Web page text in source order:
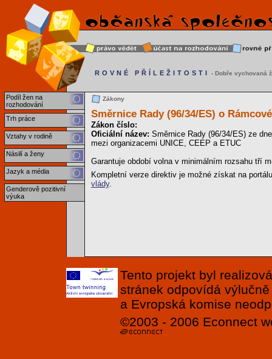
Podíl žen na
rozhodování
Trh práce
Vztahy v rodině
Násilí a ženy
Jazyk a média
Genderově pozitivní
výuka
ROVNÉ PŘÍLEŽITOSTI - Dobře vychovaná
Zákony
Směrnice Rady (96/34/ES) o
Zákon číslo:
Oficiální název: Směrnice Rady (96/34/ES) ze
mezi organizacemi UNICE, CEEP a ETUC
Garantuje období volna v minimálním rozsahu tří
Kompletní verze direktiv je možné získat na
vlády.
Tento projekt byl
stránek odpovídá
a Evropská komise
©2003 - 2006 Econnect